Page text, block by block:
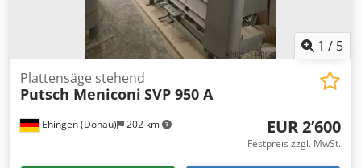
1 / 5
Ehingen (Donau) 202 km
Plattensäge stehend
Putsch Meniconi SVP 950 A
EUR 2’600
Festpreis zzgl. MwSt.